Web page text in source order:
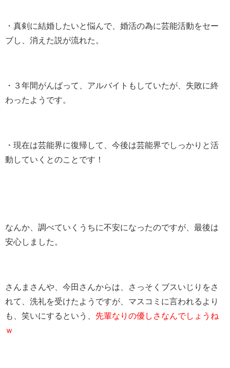
・真剣に結婚したいと悩んで、婚活の為に芸能活動をセー
ブし、消えた説が流れた。
・３年間がんばって、アルバイトもしていたが、失敗に終
わったようです。
・現在は芸能界に復帰して、今後は芸能界でしっかりと活
動していくとのことです！
なんか、調べていくうちに不安になったのですが、最後は
安心しました。
さんまさんや、今田さんからは、さっそくブスいじりをさ
れて、洗礼を受けたようですが、マスコミに言われるより
も、笑いにするという、 先輩なりの優しさなんでしょうね
ｗ